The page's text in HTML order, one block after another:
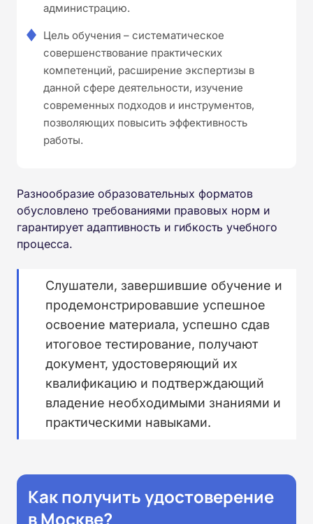
администрацию.
Цель обучения – систематическое
совершенствование практических
компетенций, расширение экспертизы в
данной сфере деятельности, изучение
современных подходов и инструментов,
позволяющих повысить эффективность
работы.
Разнообразие образовательных форматов
обусловлено требованиями правовых норм и
гарантирует адаптивность и гибкость учебного
процесса.
Слушатели, завершившие обучение и
продемонстрировавшие успешное
освоение материала, успешно сдав
итоговое тестирование, получают
документ, удостоверяющий их
квалификацию и подтверждающий
владение необходимыми знаниями и
практическими навыками.
Как получить удостоверение
в Москве?